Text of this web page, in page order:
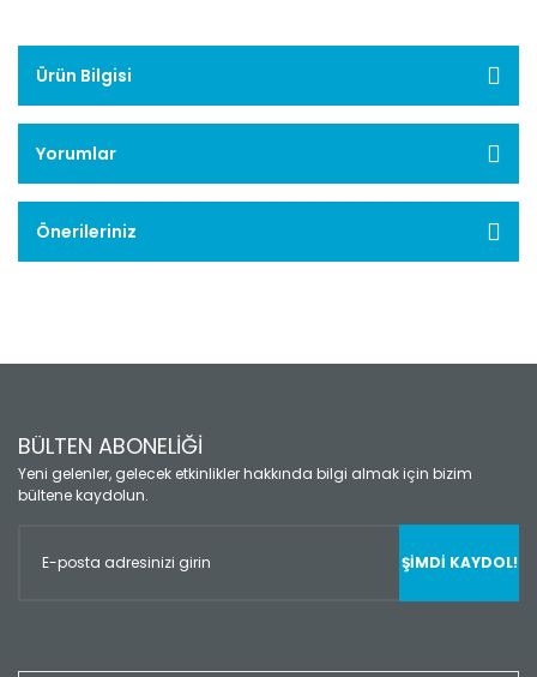
Ürün Bilgisi
Yorumlar
Önerileriniz
BÜLTEN ABONELİĞİ
Yeni gelenler, gelecek etkinlikler hakkında bilgi almak için bizim
bültene kaydolun.
ŞİMDİ KAYDOL!